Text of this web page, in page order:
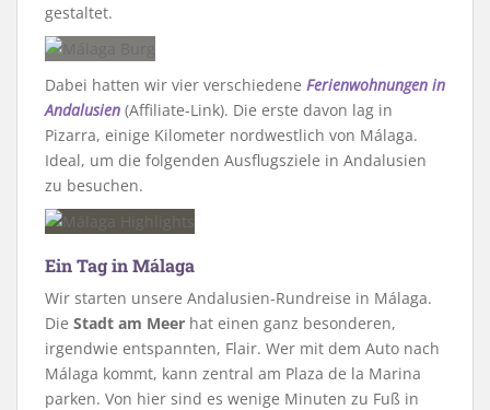
gestaltet.
Dabei hatten wir vier verschiedene Ferienwohnungen in
Andalusien (Affiliate-Link). Die erste davon lag in
Pizarra, einige Kilometer nordwestlich von Málaga.
Ideal, um die folgenden Ausflugsziele in Andalusien
zu besuchen.
EinTagin Málaga
Wir starten unsere Andalusien-Rundreise in Málaga.
Die Stadt am Meer hat einen ganz besonderen,
irgendwie entspannten, Flair. Wer mit dem Auto nach
Málaga kommt, kann zentral am Plaza de la Marina
parken. Von hier sind es wenige Minuten zu Fuß in